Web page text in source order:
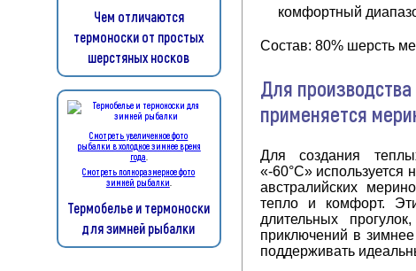
комфортный
Состав: 80% шерсть
Для
применяется
Для создания
«-60°C»
австралийских
тепло и комфорт.
длительных
приключений в
поддерживать
Чем отличаются
термоноски от простых
шерстяных носков
Смотреть увеличенное фото
рыбалки в холодное зимнее время
года
Смотреть полноразмерное фото
зимней рыбалки
Термобелье и термоноски
для зимней рыбалки